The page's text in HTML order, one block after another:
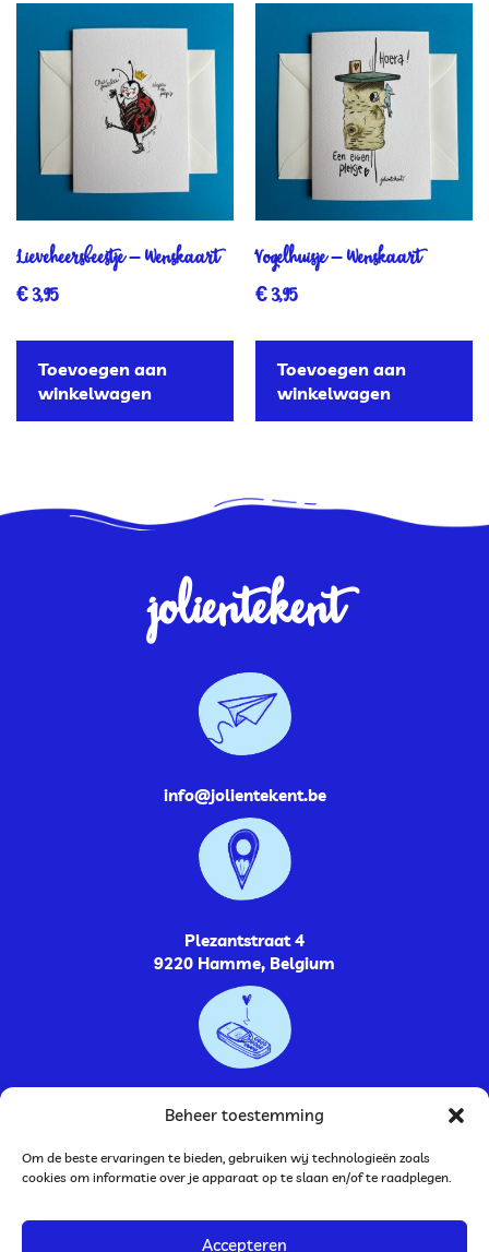
Beheer toestemming
Om de beste ervaringen te bieden, gebruiken wij technologieën zoals
cookies om informatie over je apparaat op te slaan en/of te raadplegen.
Accepteren
Lieveheersbeestje – Wenskaart
€3,95
Toevoegen aan
winkelwagen
Vogelhuisje – Wenskaart
€3,95
Toevoegen aan
winkelwagen
jolientekent
info@jolientekent.be
Plezantstraat 4
9220 Hamme, Belgium
0485264448